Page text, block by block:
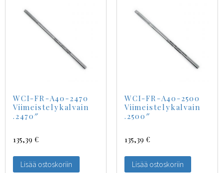
WCI-FR-A40-2470
Viimeistelykalvain
.2470″
135,39 €
Lisää ostoskoriin
WCI-FR-A40-2500
Viimeistelykalvain
.2500″
135,39 €
Lisää ostoskoriin